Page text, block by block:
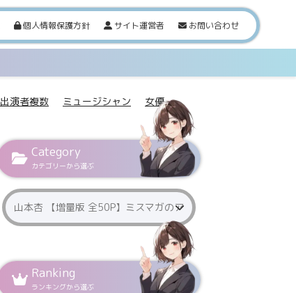
個人情報保護方針 サイト運営者 お問い合わせ
出演者複数 ミュージシャン 女優
Category
カテゴリーから選ぶ
Ranking
ランキングから選ぶ